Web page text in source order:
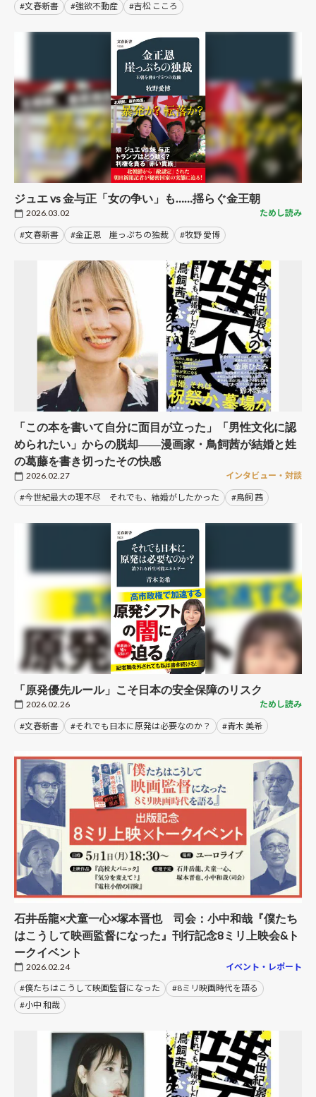
#文春新書 #強欲不動産 #吉松 こころ
ジュエ vs 金与正「女の争い」も……揺らぐ金王朝
2026.03.02 ためし読み
#文春新書 #金正恩 崖っぷちの独裁 #牧野 愛博
「この本を書いて自分に面目が立った」「男性文化に認
められたい」からの脱却――漫画家・鳥飼茜が結婚と姓
の葛藤を書き切ったその快感
2026.02.27 インタビュー・対談
#今世紀最大の理不尽 それでも、結婚がしたかった #鳥飼 茜
「原発優先ルール」こそ日本の安全保障のリスク
2026.02.26 ためし読み
#文春新書 #それでも日本に原発は必要なのか？ #青木 美希
石井岳龍×犬童一心×塚本晋也 司会：小中和哉『僕たち
はこうして映画監督になった』刊行記念8ミリ上映会&ト
ークイベント
2026.02.24 イベント・レポート
#僕たちはこうして映画監督になった
#8ミリ映画時代を語る
#小中 和哉